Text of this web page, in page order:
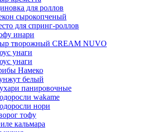
для роллов
сырокопченый
для спринг-роллов
инари
творожный CREАM NUVO
унаги
унаги
Намеко
белый
панировочные
wakame
нори
тофу
кальмара